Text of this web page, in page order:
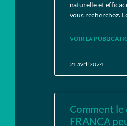
naturelle et
vous recherchez.
VOIR LA
21 avril 2024
Comment le
FRANCA